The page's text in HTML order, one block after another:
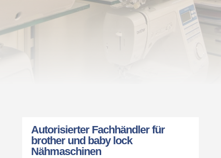
Autorisierter Fachhändler für
brother und baby lock
Nähmaschinen